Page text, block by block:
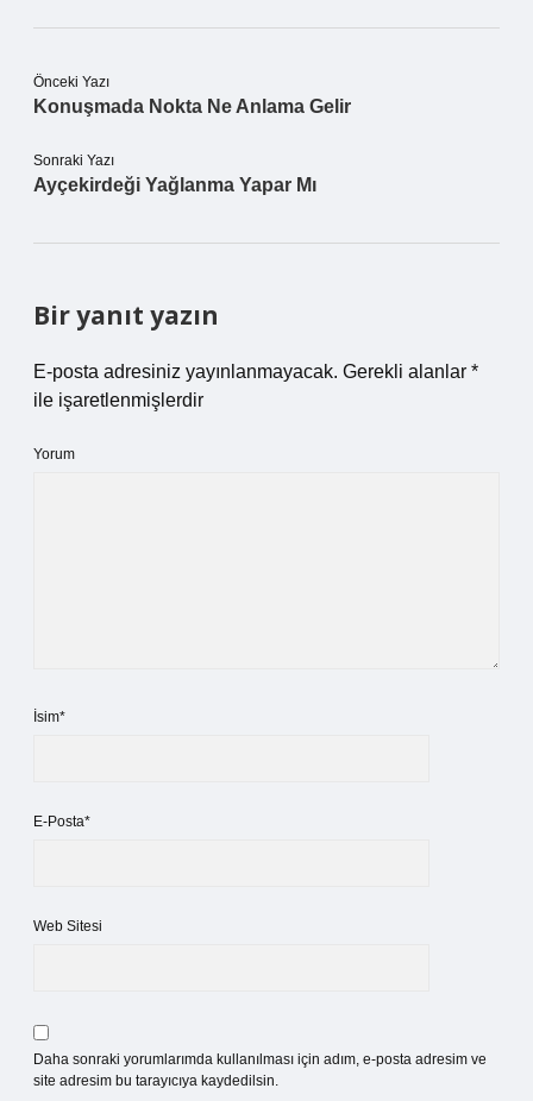
Önceki Yazı
Konuşmada Nokta Ne Anlama Gelir
Sonraki Yazı
Ayçekirdeği Yağlanma Yapar Mı
Bir yanıt yazın
E-posta adresiniz yayınlanmayacak. Gerekli alanlar *
ile işaretlenmişlerdir
Yorum
İsim*
E-Posta*
Web Sitesi
Daha sonraki yorumlarımda kullanılması için adım, e-posta adresim ve
site adresim bu tarayıcıya kaydedilsin.